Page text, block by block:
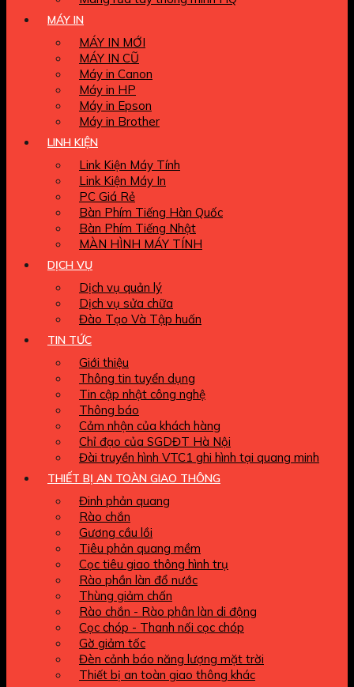
MÁY IN
MÁY IN MỚI
MÁY IN CŨ
Máy in Canon
Máy in HP
Máy in Epson
Máy in Brother
LINH KIỆN
Link Kiện Máy Tính
Link Kiện Máy In
PC Giá Rẻ
Bàn Phím Tiếng Hàn Quốc
Bàn Phím Tiếng Nhật
MÀN HÌNH MÁY TÍNH
DỊCH VỤ
Dịch vụ quản lý
Dịch vụ sửa chữa
Đào Tạo Và Tập huấn
TIN TỨC
Giới thiệu
Thông tin tuyển dụng
Tin cập nhật công nghệ
Thông báo
Cảm nhận của khách hàng
Chỉ đạo của SGDĐT Hà Nội
Đài truyền hình VTC1 ghi hình tại quang minh
THIẾT BỊ AN TOÀN GIAO THÔNG
Đinh phản quang
Rào chắn
Gương cầu lồi
Tiêu phản quang mềm
Cọc tiêu giao thông hình trụ
Rào phần làn đổ nước
Thùng giảm chấn
Rào chắn - Rào phân làn di động
Cọc chóp - Thanh nối cọc chóp
Gờ giảm tốc
Đèn cảnh báo năng lượng mặt trời
Thiết bị an toàn giao thông khác